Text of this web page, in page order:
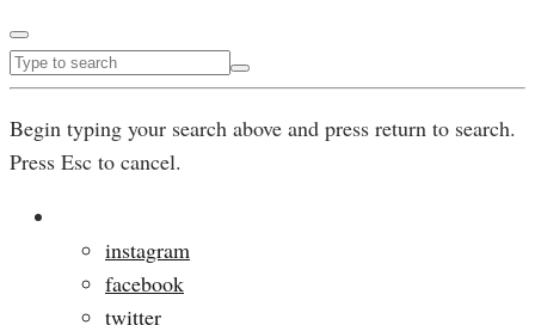
Begin typing your search above and press return to search.
Press Esc to cancel.
instagram
facebook
twitter